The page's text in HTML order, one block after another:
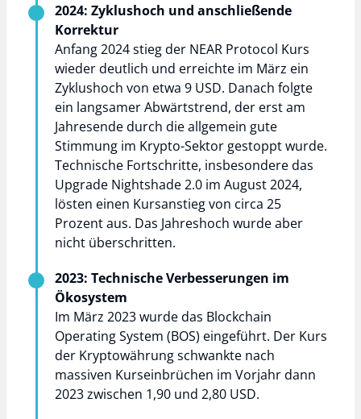
2024: Zyklushoch und anschließende
Korrektur
Anfang 2024 stieg der NEAR Protocol Kurs
wieder deutlich und erreichte im März ein
Zyklushoch von etwa 9 USD. Danach folgte
ein langsamer Abwärtstrend, der erst am
Jahresende durch die allgemein gute
Stimmung im Krypto-Sektor gestoppt wurde.
Technische Fortschritte, insbesondere das
Upgrade Nightshade 2.0 im August 2024,
lösten einen Kursanstieg von circa 25
Prozent aus. Das Jahreshoch wurde aber
nicht überschritten.
2023: Technische Verbesserungen im
Ökosystem
Im März 2023 wurde das Blockchain
Operating System (BOS) eingeführt. Der Kurs
der Kryptowährung schwankte nach
massiven Kurseinbrüchen im Vorjahr dann
2023 zwischen 1,90 und 2,80 USD.